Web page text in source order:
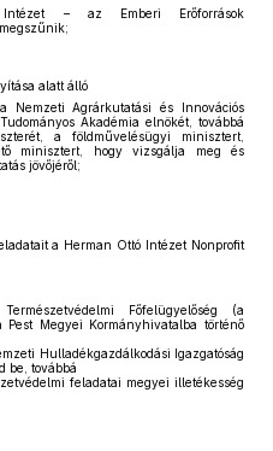
Intézet – az Emberi Erőforrások
alatt álló
Nemzeti Agrárkutatási és Innovációs
Akadémia elnökét, továbbá
a földművelésügyi minisztert,
minisztert, hogy vizsgálja meg és
jövőjéről;
a Herman Ottó Intézet Nonprofit
Főfelügyelőség (a
Megyei Kormányhivatalba történő
Hulladékgazdálkodási Igazgatóság
be, továbbá
feladatai megyei illetékesség